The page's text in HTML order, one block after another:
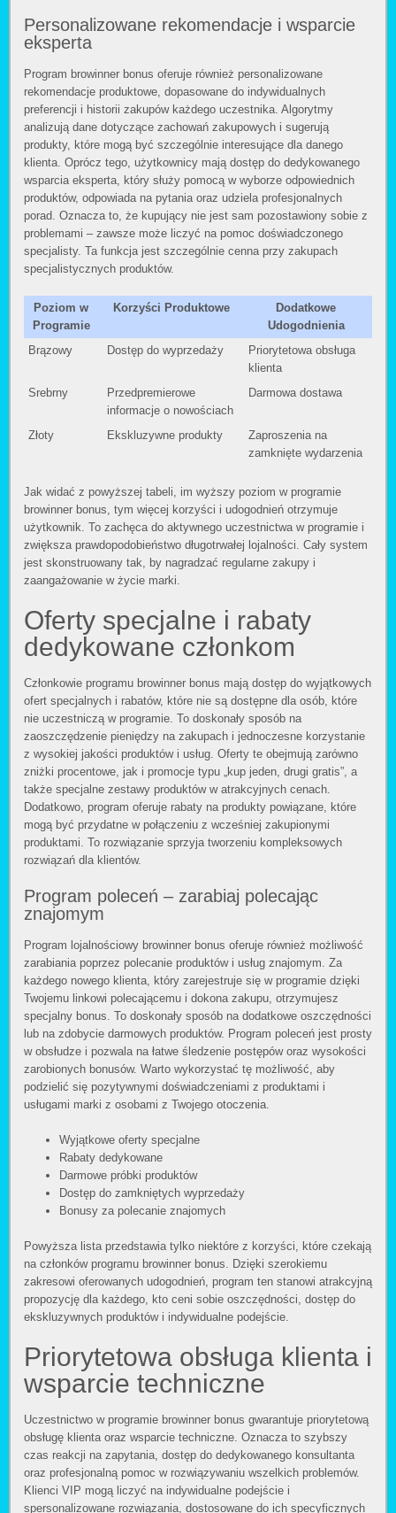
Personalizowane rekomendacje i wsparcie
eksperta
Program browinner bonus oferuje również personalizowane
rekomendacje produktowe, dopasowane do indywidualnych
preferencji i historii zakupów każdego uczestnika. Algorytmy
analizują dane dotyczące zachowań zakupowych i sugerują
produkty, które mogą być szczególnie interesujące dla danego
klienta. Oprócz tego, użytkownicy mają dostęp do dedykowanego
wsparcia eksperta, który służy pomocą w wyborze odpowiednich
produktów, odpowiada na pytania oraz udziela profesjonalnych
porad. Oznacza to, że kupujący nie jest sam pozostawiony sobie z
problemami – zawsze może liczyć na pomoc doświadczonego
specjalisty. Ta funkcja jest szczególnie cenna przy zakupach
specjalistycznych produktów.
Poziom w
Programie
Korzyści Produktowe
Dodatkowe
Udogodnienia
Brązowy
Dostęp do wyprzedaży
Priorytetowa obsługa
klienta
Srebrny
Przedpremierowe
informacje o nowościach
Darmowa dostawa
Złoty Ekskluzywne produkty
Zaproszenia na
zamknięte wydarzenia
Jak widać z powyższej tabeli, im wyższy poziom w programie
browinner bonus, tym więcej korzyści i udogodnień otrzymuje
użytkownik. To zachęca do aktywnego uczestnictwa w programie i
zwiększa prawdopodobieństwo długotrwałej lojalności. Cały system
jest skonstruowany tak, by nagradzać regularne zakupy i
zaangażowanie w życie marki.
Oferty specjalne i rabaty
dedykowane członkom
Członkowie programu browinner bonus mają dostęp do wyjątkowych
ofert specjalnych i rabatów, które nie są dostępne dla osób, które
nie uczestniczą w programie. To doskonały sposób na
zaoszczędzenie pieniędzy na zakupach i jednoczesne korzystanie
z wysokiej jakości produktów i usług. Oferty te obejmują zarówno
zniżki procentowe, jak i promocje typu „kup jeden, drugi gratis”, a
także specjalne zestawy produktów w atrakcyjnych cenach.
Dodatkowo, program oferuje rabaty na produkty powiązane, które
mogą być przydatne w połączeniu z wcześniej zakupionymi
produktami. To rozwiązanie sprzyja tworzeniu kompleksowych
rozwiązań dla klientów.
Program poleceń – zarabiaj polecając
znajomym
Program lojalnościowy browinner bonus oferuje również możliwość
zarabiania poprzez polecanie produktów i usług znajomym. Za
każdego nowego klienta, który zarejestruje się w programie dzięki
Twojemu linkowi polecającemu i dokona zakupu, otrzymujesz
specjalny bonus. To doskonały sposób na dodatkowe oszczędności
lub na zdobycie darmowych produktów. Program poleceń jest prosty
w obsłudze i pozwala na łatwe śledzenie postępów oraz wysokości
zarobionych bonusów. Warto wykorzystać tę możliwość, aby
podzielić się pozytywnymi doświadczeniami z produktami i
usługami marki z osobami z Twojego otoczenia.
Wyjątkowe oferty specjalne
Rabaty dedykowane
Darmowe próbki produktów
Dostęp do zamkniętych wyprzedaży
Bonusy za polecanie znajomych
Powyższa lista przedstawia tylko niektóre z korzyści, które czekają
na członków programu browinner bonus. Dzięki szerokiemu
zakresowi oferowanych udogodnień, program ten stanowi atrakcyjną
propozycję dla każdego, kto ceni sobie oszczędności, dostęp do
ekskluzywnych produktów i indywidualne podejście.
Priorytetowa obsługa klienta i
wsparcie techniczne
Uczestnictwo w programie browinner bonus gwarantuje priorytetową
obsługę klienta oraz wsparcie techniczne. Oznacza to szybszy
czas reakcji na zapytania, dostęp do dedykowanego konsultanta
oraz profesjonalną pomoc w rozwiązywaniu wszelkich problemów.
Klienci VIP mogą liczyć na indywidualne podejście i
spersonalizowane rozwiązania, dostosowane do ich specyficznych